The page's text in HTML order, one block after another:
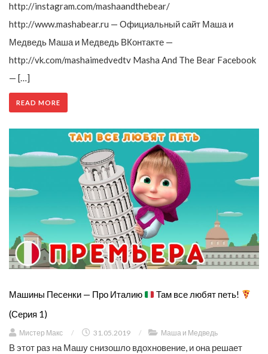
http://instagram.com/mashaandthebear/
http://www.mashabear.ru — Официальный сайт Маша и
Медведь Маша и Медведь ВКонтакте —
http://vk.com/mashaimedvedtv Masha And The Bear Facebook
— […]
READ MORE
Машины Песенки — Про Италию
Там все любят петь!
(Серия 1)
Мистер Макс / 31.05.2019 / Маша и Медведь
В этот раз на Машу снизошло вдохновение, и она решает